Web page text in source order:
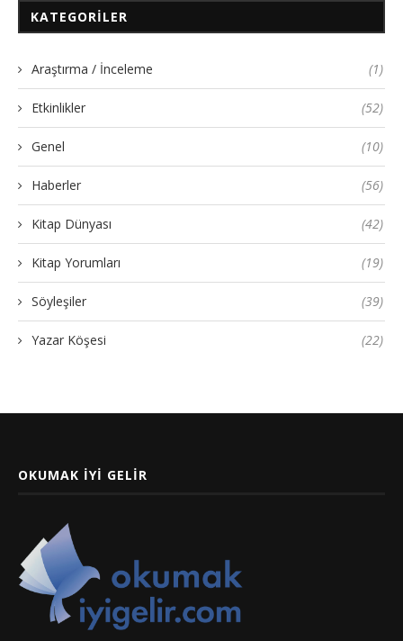
KATEGORILER
Araştırma / İnceleme (1)
Etkinlikler (52)
Genel (10)
Haberler (56)
Kitap Dünyası (42)
Kitap Yorumları (19)
Söyleşiler (39)
Yazar Köşesi (22)
OKUMAK İYI GELIR